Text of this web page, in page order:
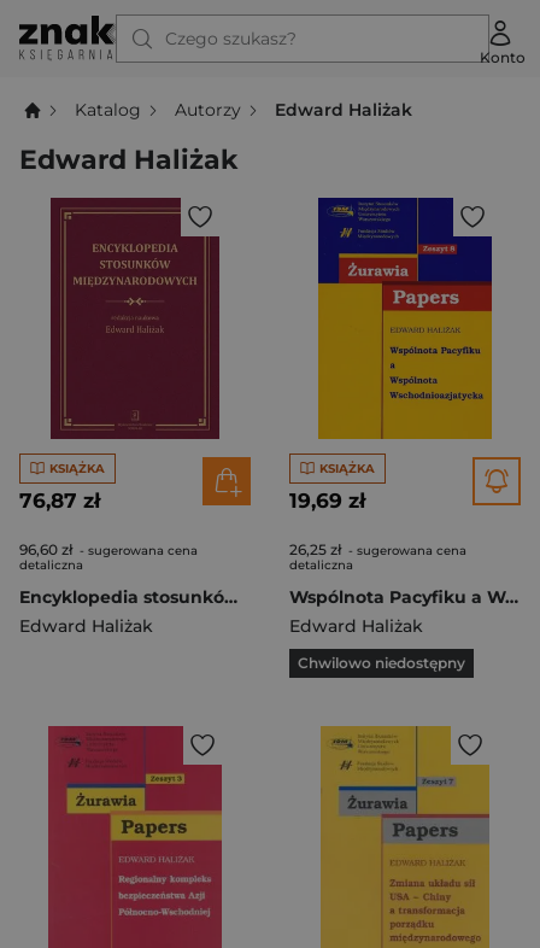
Czego szukasz?
Konto
Katalog Autorzy Edward Haliżak
Edward Haliżak
KSIĄŻKA
76,87 zł
96,60 zł - sugerowana cena
detaliczna
Encyklopedia stosunków międzynarodowych
Edward Haliżak
KSIĄŻKA
19,69 zł
26,25 zł - sugerowana cena
detaliczna
Wspólnota Pacyfiku a Wspólnota Wschodnioazjatycka
Edward Haliżak
Chwilowo niedostępny